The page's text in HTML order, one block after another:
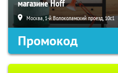
магазине Hoff
Москва, 1-й Волоколамский проезд, 10с1
Промокод